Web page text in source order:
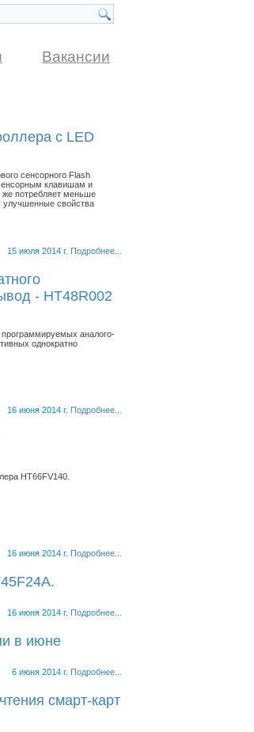
Вакансии
с LED
сенсорного Flash
клавишам и
же потребляет меньше
улучшенные свойства
15 июля 2014 г. Подробнее...
- HT48R002
аналого-
однократно
16 июня 2014 г. Подробнее...
HT66FV140.
16 июня 2014 г. Подробнее...
16 июня 2014 г. Подробнее...
в июне
6 июня 2014 г. Подробнее...
смарт-карт